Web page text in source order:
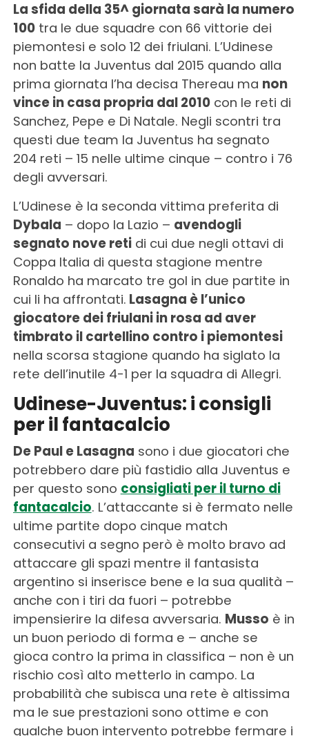
La sfida della 35^ giornata sarà la numero
100tra le due squadre con 66 vittorie dei
piemontesi e solo 12 dei friulani. L’Udinese
non batte la Juventus dal 2015 quando alla
prima giornata l’ha decisa Thereau ma non
vince in casa propria dal 2010con le reti di
Sanchez, Pepe e Di Natale. Negli scontri tra
questi due team la Juventus ha segnato
204 reti – 15 nelle ultime cinque – contro i 76
degli avversari.
L’Udinese è la seconda vittima preferita di
Dybala – dopo la Lazio – avendogli
segnato nove retidi cui due negli ottavi di
Coppa Italia di questa stagione mentre
Ronaldo ha marcato tre gol in due partite in
cui li ha affrontati. Lasagna è l’unico
giocatore dei friulani in rosa ad aver
timbrato il cartellino contro i piemontesi
nella scorsa stagione quando ha siglato la
rete dell’inutile 4-1 per la squadra di Allegri.
Udinese-Juventus: i consigli
per il fantacalcio
De Paul e Lasagna sono i due giocatori che
potrebbero dare più fastidio alla Juventus e
per questo sono consigliati per il turno di
fantacalcio. L’attaccante si è fermato nelle
ultime partite dopo cinque match
consecutivi a segno però è molto bravo ad
attaccare gli spazi mentre il fantasista
argentino si inserisce bene e la sua qualità –
anche con i tiri da fuori – potrebbe
impensierire la difesa avversaria. Musso è in
un buon periodo di forma e – anche se
gioca contro la prima in classifica – non è un
rischio così alto metterlo in campo. La
probabilità che subisca una rete è altissima
ma le sue prestazioni sono ottime e con
qualche buon intervento potrebbe fermare i